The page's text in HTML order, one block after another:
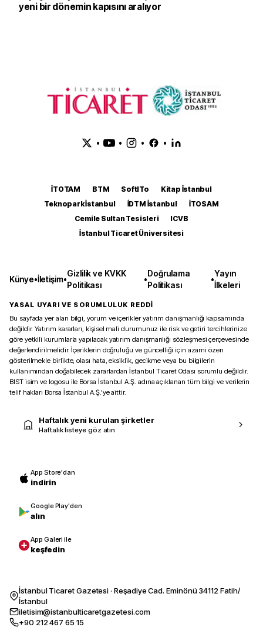
yeni bir dönemin kapısını aralıyor
• • • •
İTOTAM BTM SoftITo
Kitap İstanbul
Teknopark İstanbul
İDTM İstanbul
İTOSAM
Cemile Sultan Tesisleri
ICVB
İstanbul Ticaret Üniversitesi
Künye•İletişim•
Gizlilik ve KVKK
Politikası
•
Doğrulama
Politikası
•
Yayın
İlkeleri
YASAL UYARI VE SORUMLULUK REDDİ
Bu sayfada yer alan bilgi, yorum ve içerikler yatırım danışmanlığı kapsamında
değildir. Yatırım kararları, kişisel mali durumunuz ile risk ve getiri tercihlerinize
göre yetkili kurumlarla yapılacak yatırım danışmanlığı sözleşmesi çerçevesinde
değerlendirilmelidir. İçeriklerin doğruluğu ve güncelliği için azami özen
gösterilmekle birlikte, olası hata, eksiklik, gecikme veya bu bilgilerin
kullanımından doğabilecek zararlardan İstanbul Ticaret Odası sorumlu değildir.
BIST isim ve logosu ile Borsa İstanbul A.Ş. adına açıklanan tüm bilgi ve verilerin
telif hakları Borsa İstanbul A.Ş.’ye aittir.
Haftalık yeni kurulan şirketler
Haftalık listeye göz atın
App Store'dan
indirin
Google Play'den
alın
App Galeri ile
keşfedin
İstanbul Ticaret Gazetesi · Reşadiye Cad. Eminönü 34112 Fatih/
İstanbul
iletisim@istanbulticaretgazetesi.com
+90 212 467 65 15